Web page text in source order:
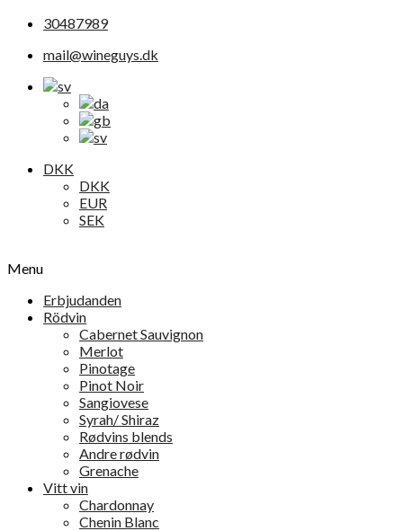
30487989
mail@wineguys.dk
DKK
DKK
EUR
SEK
Menu
Erbjudanden
Rödvin
Cabernet Sauvignon
Merlot
Pinotage
Pinot Noir
Sangiovese
Syrah/ Shiraz
Rødvins blends
Andre rødvin
Grenache
Vitt vin
Chardonnay
Chenin Blanc